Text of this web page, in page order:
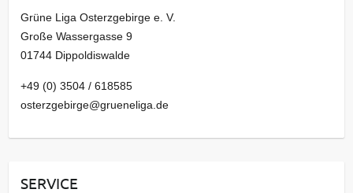
Grüne Liga Osterzgebirge e. V.
Große Wassergasse 9
01744 Dippoldiswalde
+49 (0) 3504 / 618585
osterzgebirge@grueneliga.de
SERVICE